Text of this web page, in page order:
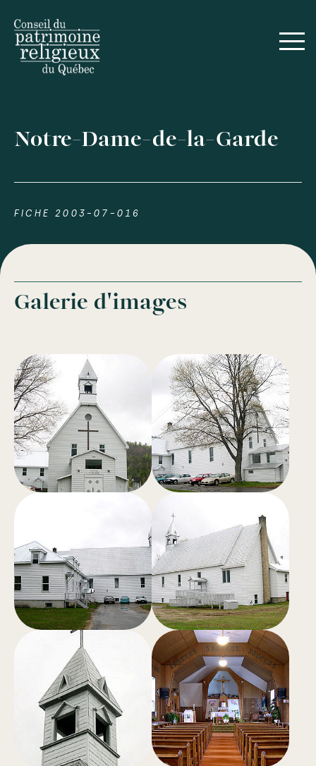
Notre-Dame-de-la-Garde
FICHE 2003-07-016
Galerie d'images